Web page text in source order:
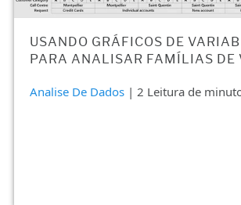
USANDO GRÁFICOS DE
PARA ANALISAR FAMÍLIAS DE
Analise De Dados | 2 Leitura de